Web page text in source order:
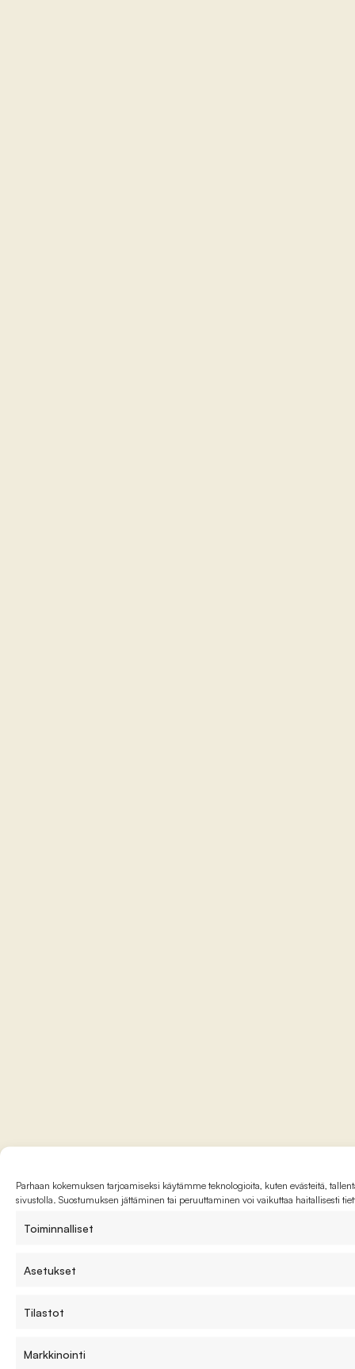
Parhaan kokemuksen tarjoamiseksi käytämme teknologioita, kuten evästeitä,
sivustolla. Suostumuksen jättäminen tai peruuttaminen voi vaikuttaa haitallisesti
Toiminnalliset
Asetukset
Tilastot
Markkinointi